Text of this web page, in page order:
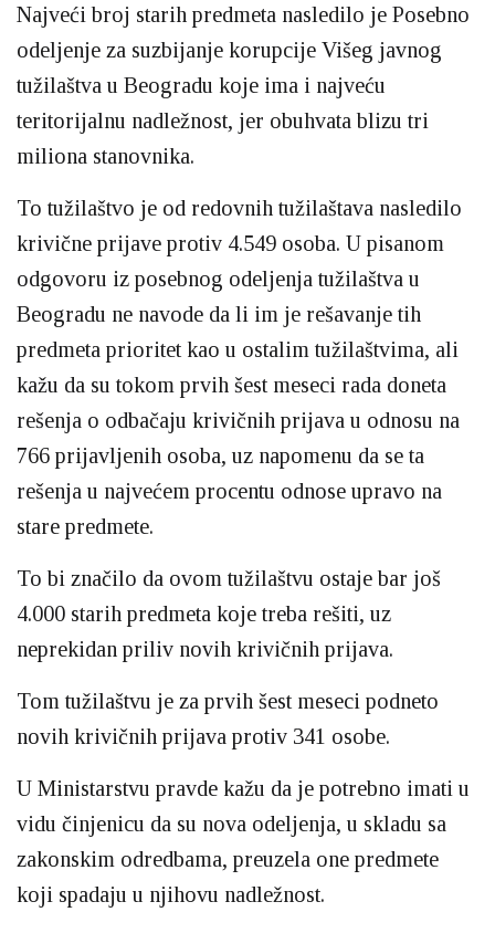
Najveći broj starih predmeta nasledilo je Posebno
odeljenje za suzbijanje korupcije Višeg javnog
tužilaštva u Beogradu koje ima i najveću
teritorijalnu nadležnost, jer obuhvata blizu tri
miliona stanovnika.
To tužilaštvo je od redovnih tužilaštava nasledilo
krivične prijave protiv 4.549 osoba. U pisanom
odgovoru iz posebnog odeljenja tužilaštva u
Beogradu ne navode da li im je rešavanje tih
predmeta prioritet kao u ostalim tužilaštvima, ali
kažu da su tokom prvih šest meseci rada doneta
rešenja o odbačaju krivičnih prijava u odnosu na
766 prijavljenih osoba, uz napomenu da se ta
rešenja u najvećem procentu odnose upravo na
stare predmete.
To bi značilo da ovom tužilaštvu ostaje bar još
4.000 starih predmeta koje treba rešiti, uz
neprekidan priliv novih krivičnih prijava.
Tom tužilaštvu je za prvih šest meseci podneto
novih krivičnih prijava protiv 341 osobe.
U Ministarstvu pravde kažu da je potrebno imati u
vidu činjenicu da su nova odeljenja, u skladu sa
zakonskim odredbama, preuzela one predmete
koji spadaju u njihovu nadležnost.